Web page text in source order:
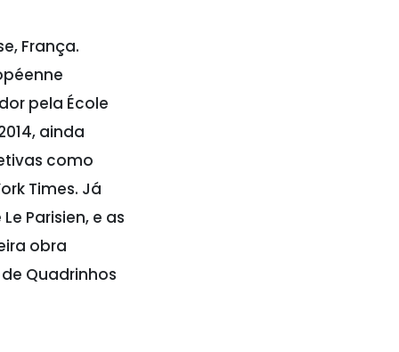
França.
pela École
ainda
como
Times. Já
Parisien, e as
obra
Quadrinhos